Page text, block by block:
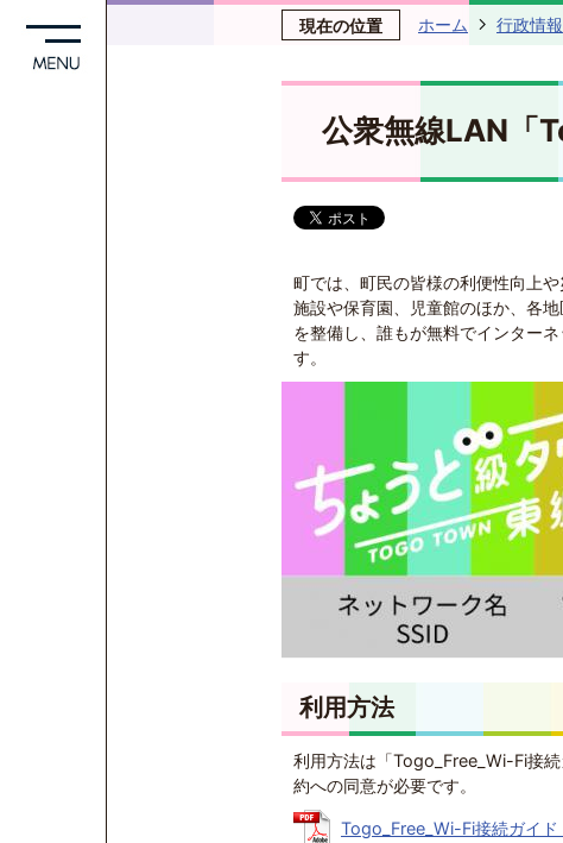
現在の位置 ホーム 行政情報
公衆無線LAN「
町では、町民の皆様の利便性向上
施設や保育園、児童館のほか、各
を整備し、誰もが無料でインター
す。
利用方法
利用方法は「Togo_Free_Wi-Fi接
約への同意が必要です。
Togo_Free_Wi-Fi接続ガイド